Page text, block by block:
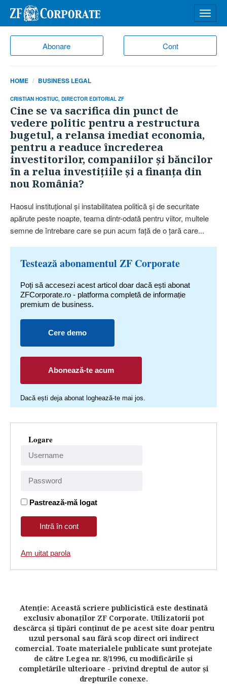
Abonare Cont
meniu
HOME BUSINESS LEGAL
CRISTIAN HOSTIUC, DIRECTOR EDITORIAL ZF
Cine se va sacrifica din punct de
vedere politic pentru a restructura
bugetul, a relansa imediat economia,
pentru a readuce încrederea
investitorilor, companiilor şi băncilor
în a relua investiţiile şi a finanţa din
nou România?
Haosul instituţional şi instabilitatea politică şi de securitate
apărute peste noapte, teama dintr-odată pentru viitor, multele
semne de întrebare care se pun acum faţă de o ţară care...
Testează abonamentul ZF Corporate
Poți să accesezi acest articol doar dacă ești abonat
ZFCorporate.ro - platforma completă de informație
premium de business.
Cere demo
Abonează-te acum
Dacă ești deja abonat loghează-te mai jos.
Logare
Pastrează-mă logat
Am uitat parola
Atenţie: Această scriere publicistică este destinată
exclusiv abonaţilor ZF Corporate. Utilizatorii pot
descărca şi tipări conţinut de pe acest site doar pentru
uzul personal sau fără scop direct ori indirect
comercial. Toate materialele publicate sunt protejate
de către Legea nr. 8/1996, cu modificările şi
completările ulterioare - privind dreptul de autor şi
drepturile conexe.